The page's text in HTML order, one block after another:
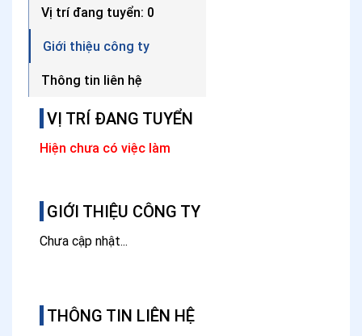
VỊ TRÍ ĐANG TUYỂN
Hiện chưa có việc làm
GIỚI THIỆU CÔNG TY
Chưa cập nhật...
THÔNG TIN LIÊN HỆ
Vị trí đang tuyển: 0
Giới thiệu công ty
Thông tin liên hệ